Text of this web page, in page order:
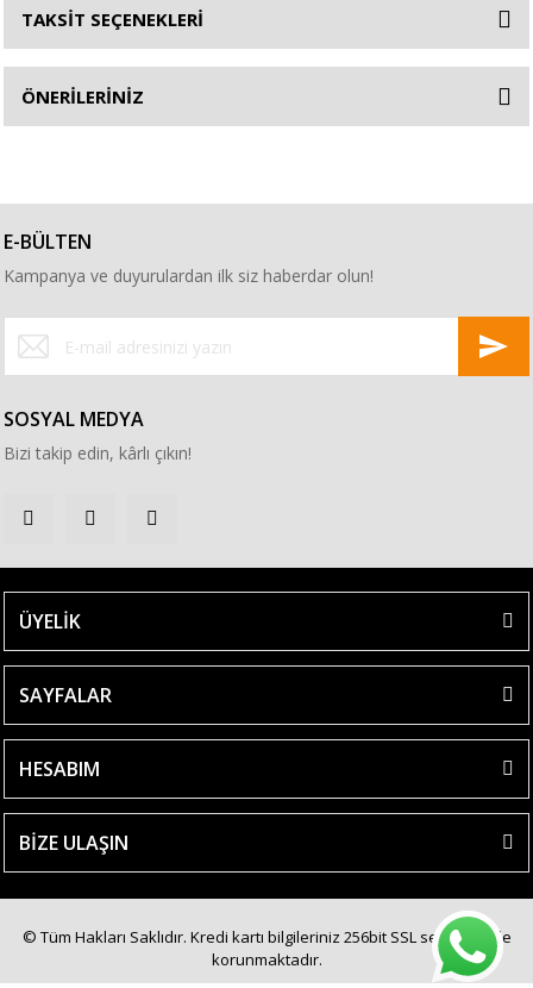
TAKSİT SEÇENEKLERİ
ÖNERİLERİNİZ
E-BÜLTEN
Kampanya ve duyurulardan ilk siz haberdar olun!
SOSYAL MEDYA
Bizi takip edin, kârlı çıkın!
ÜYELİK
SAYFALAR
HESABIM
BİZE ULAŞIN
© Tüm Hakları Saklıdır. Kredi kartı bilgileriniz 256bit SSL sertifikası ile
korunmaktadır.